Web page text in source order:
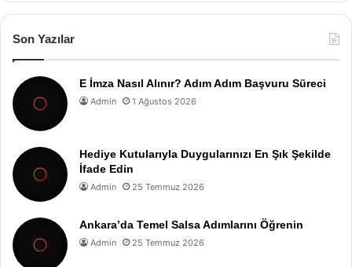
Son Yazılar
E İmza Nasıl Alınır? Adım Adım Başvuru Süreci
Admin 1 Ağustos 2026
Hediye Kutularıyla Duygularınızı En Şık Şekilde
İfade Edin
Admin 25 Temmuz 2026
Ankara’da Temel Salsa Adımlarını Öğrenin
Admin 25 Temmuz 2026